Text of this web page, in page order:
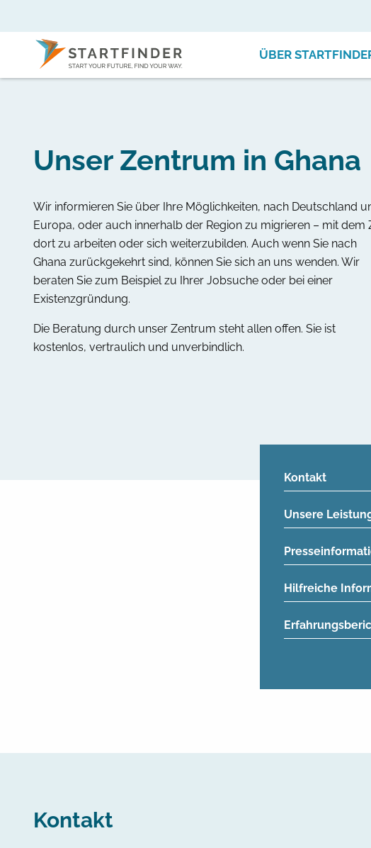
ÜBER
Unser Zentrum in Ghana
Wir informieren Sie über Ihre Möglichkeiten, nach Deutschland
Europa, oder auch innerhalb der Region zu migrieren – mit dem
dort zu arbeiten oder sich weiterzubilden. Auch wenn Sie nach
Ghana zurückgekehrt sind, können Sie sich an uns wenden. Wir
beraten Sie zum Beispiel zu Ihrer Jobsuche oder bei einer
Existenzgründung.
Die Beratung durch unser Zentrum steht allen offen. Sie ist
kostenlos, vertraulich und unverbindlich.
Kontakt
Unsere
Hilfreiche
Kontakt